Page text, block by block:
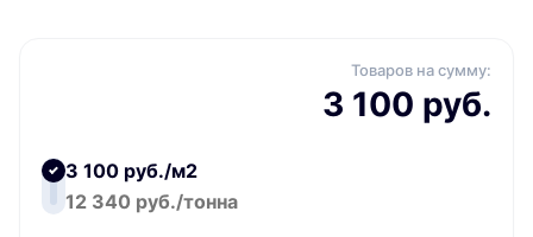
Товаров на сумму:
3 100 руб.
3 100 руб./м2
12 340 руб./тонна